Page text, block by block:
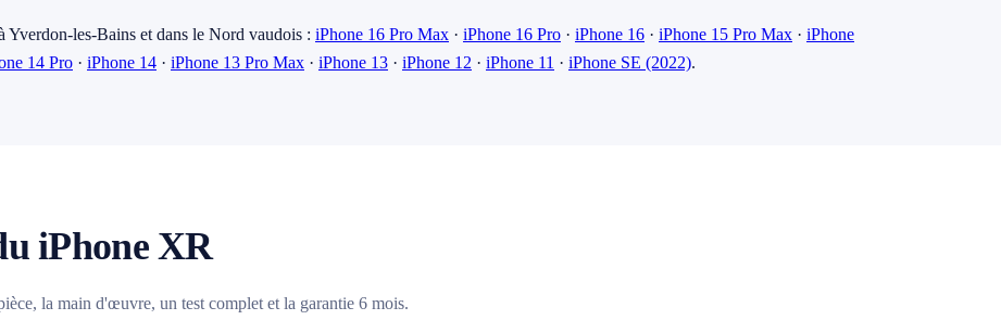
les-Bains et dans le Nord vaudois : iPhone 16 Pro Max · iPhone 16 Pro · iPhone 16 · iPhone 15 Pro Max · iPhone
14 Pro · iPhone 14 · iPhone 13 Pro Max · iPhone 13 · iPhone 12 · iPhone 11 · iPhone SE (2022).
iPhone XR
la main d'œuvre, un test complet et la garantie 6 mois.